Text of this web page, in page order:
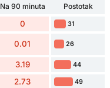
Na 90 minuta
Postotak
0 31
0.01 26
3.19 44
2.73 49